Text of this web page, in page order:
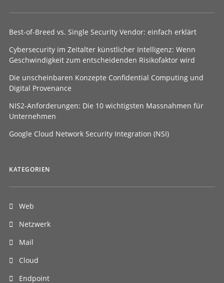
Best-of-Breed vs. Single Security Vendor: einfach erklärt
Cybersecurity im Zeitalter künstlicher Intelligenz: Wenn
Geschwindigkeit zum entscheidenden Risikofaktor wird
Die unscheinbaren Konzepte Confidential Computing und
Digital Provenance
NIS2-Anforderungen: Die 10 wichtigsten Massnahmen für
Unternehmen
Google Cloud Network Security Integration (NSI)
KATEGORIEN
Web
Netzwerk
Mail
Cloud
Endpoint